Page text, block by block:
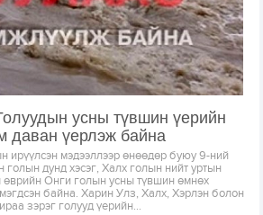
усны түвшин үерийн
даван үерлэж байна
ирүүлсэн мэдээллээр өнөөдөр буюу 9-ний
дунд хэсэг, Халх голын нийт уртын
өврийн Онги голын усны түвшин өмнөх
байна. Харин Улз, Халх, Хэрлэн болон
зэрэг голууд үерийн...